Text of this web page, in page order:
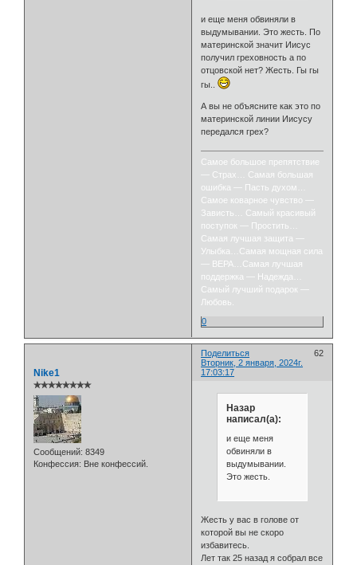
и еще меня обвиняли в
выдумывании. Это жесть. По
материнской значит Иисус
получил греховность а по
отцовской нет? Жесть. Гы гы
гы..
А вы не объясните как это по
материнской линии Иисусу
передался грех?
Самое большое препятствие
— Страх… Самая большая
ошибка — Пасть духом…
Самое коварное чувство —
Зависть… Самый красивый
поступок — Простить…
Самая лучшая защита —
Улыбка…Самая мощная сила
— ВЕРА…Самая лучшая
поддержка — Надежда…
Самый лучший подарок —
Любовь.
0
Поделиться
62
Вторник, 2 января, 2024г.
17:03:17
Nike1
✯✯✯✯✯✯✯✯
Сообщений: 8349
Конфессия: Вне конфессий.
Назар
написал(а):
и еще меня
обвиняли в
выдумывании.
Это жесть.
Жесть у вас в голове от
которой вы не скоро
избавитесь.
Лет так 25 назад я собрал все